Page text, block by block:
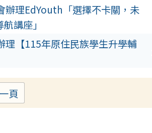
辦理EdYouth「選擇不卡關，未
講座」
理【115年原住民族學生升學輔
頁